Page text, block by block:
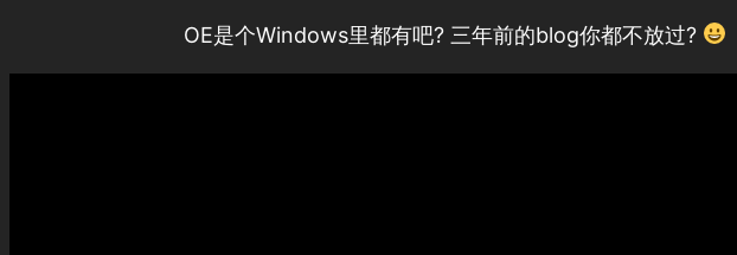
OE是个Windows里都有吧? 三年前的blog你都不放过?